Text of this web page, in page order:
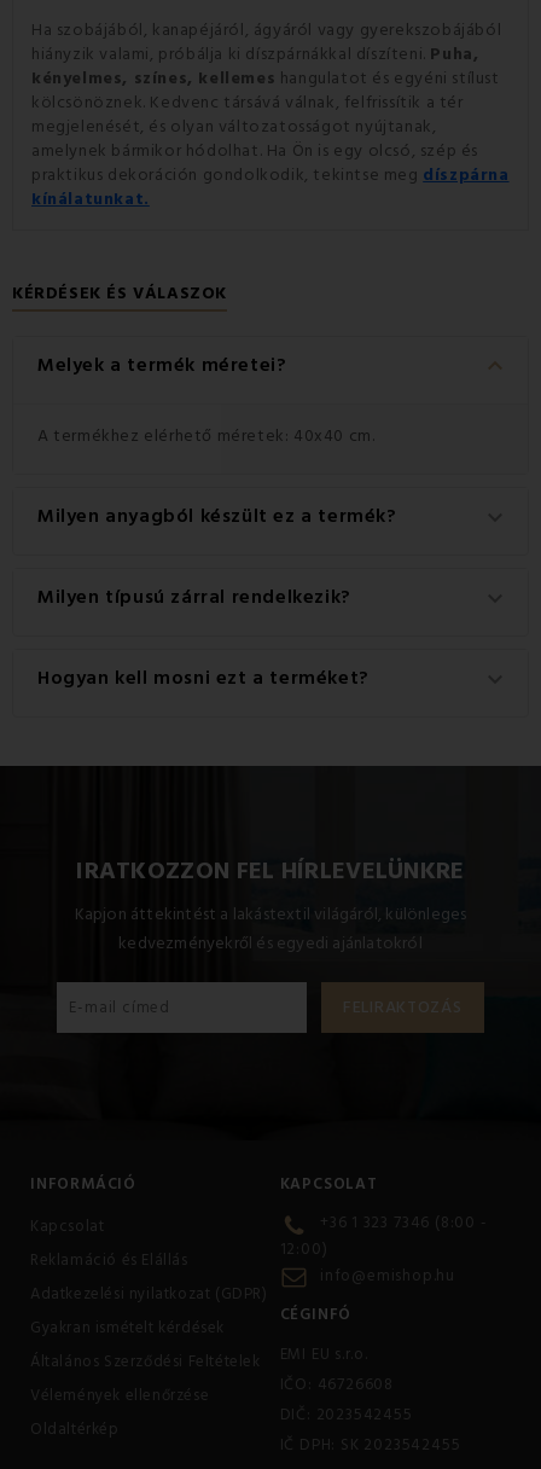
Ha szobájából, kanapéjáról, ágyáról vagy gyerekszobájából
hiányzik valami, próbálja ki díszpárnákkal díszíteni. Puha,
kényelmes, színes, kellemes hangulatot és egyéni stílust
kölcsönöznek. Kedvenc társává válnak, felfrissítik a tér
megjelenését, és olyan változatosságot nyújtanak,
amelynek bármikor hódolhat. Ha Ön is egy olcsó, szép és
praktikus dekoráción gondolkodik, tekintse meg díszpárna
kínálatunkat.
KÉRDÉSEK ÉS VÁLASZOK
Melyek a termék méretei? keyboard_arrow_down
A termékhez elérhető méretek: 40x40 cm.
Milyen anyagból készült ez a termék?
Ez a termék kiváló minőségű anyagból készült: 100%
pamut.
Milyen típusú zárral rendelkezik?
Ez a termék praktikus Cipzár zárral rendelkezik.
Hogyan kell mosni ezt a terméket?
IRATKOZZON FEL HÍRLEVELÜNKRE
Kapjon áttekintést a lakástextil világáról, különleges
kedvezményekről és egyedi ajánlatokról
INFORMÁCIÓ
Kapcsolat
Reklamáció és Elállás
Adatkezelési nyilatkozat (GDPR)
Gyakran ismételt kérdések
Általános Szerződési Feltételek
Vélemények ellenőrzése
Oldaltérkép
KAPCSOLAT
+36 1 323 7346 (8:00 -
12:00)
info@emishop.hu
CÉGINFÓ
EMI EU s.r.o.
IČO: 46726608
DIČ: 2023542455
IČ DPH: SK 2023542455